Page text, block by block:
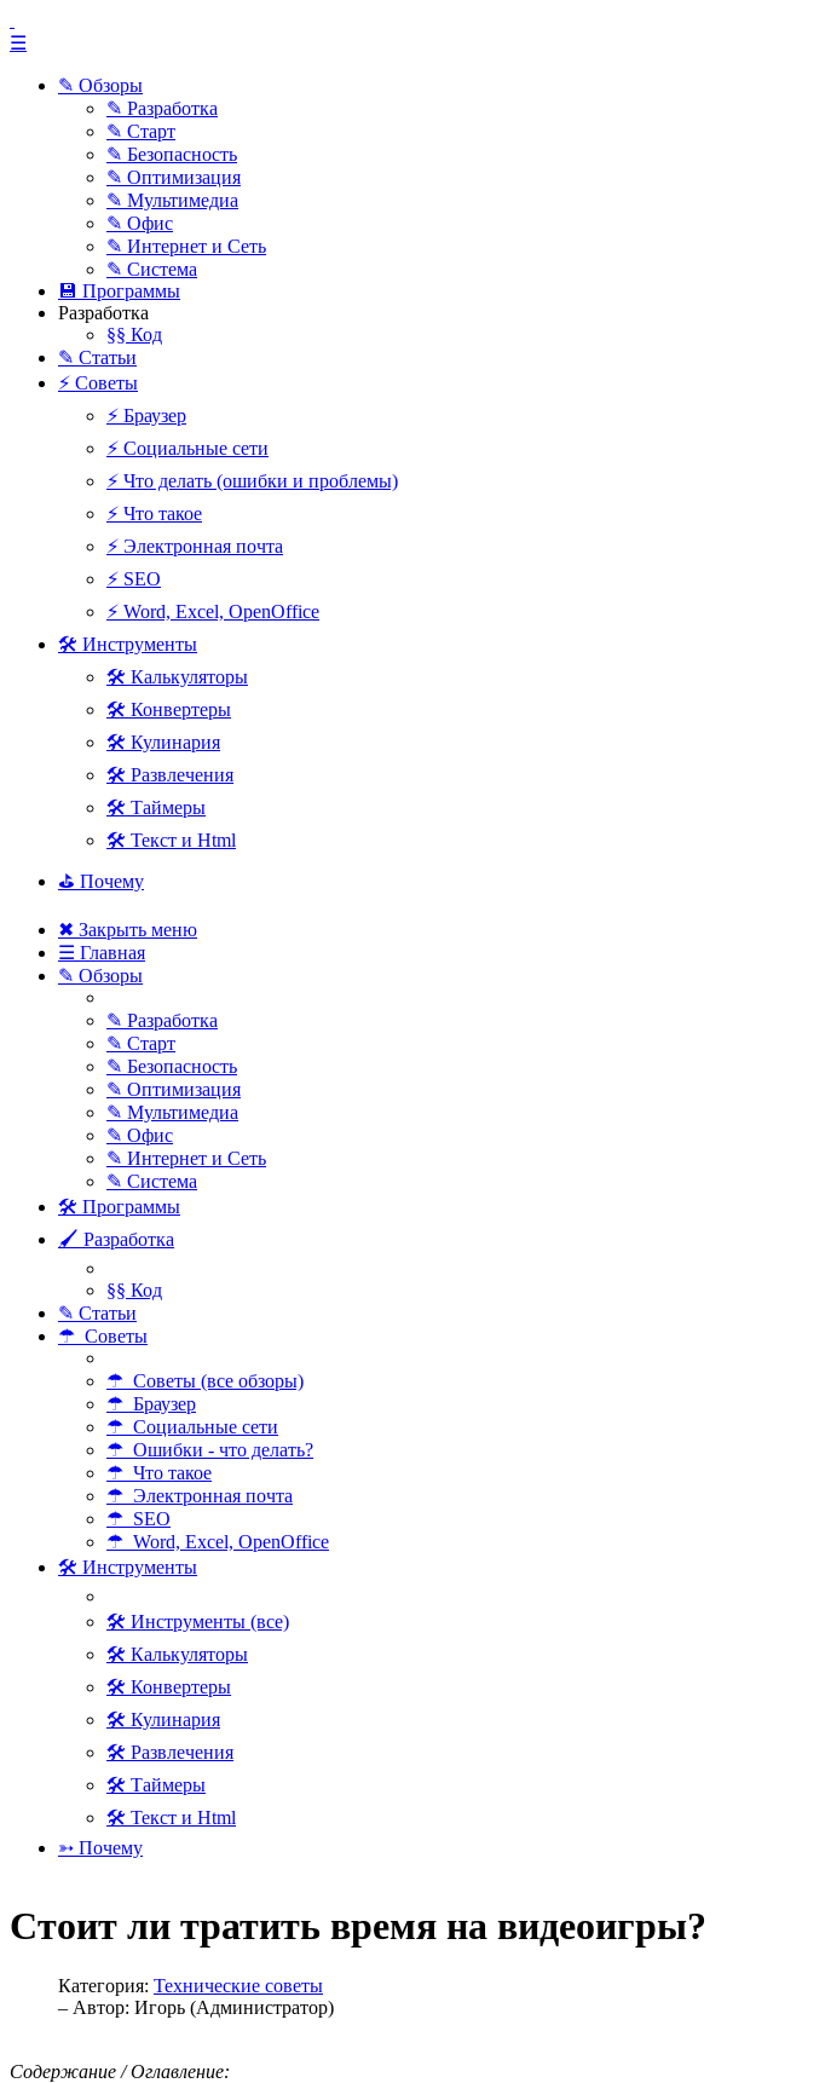
☰
✎ Обзоры
✎ Разработка
✎ Старт
✎ Безопасность
✎ Оптимизация
✎ Мультимедиа
✎ Офис
✎ Интернет и Сеть
✎ Система
💾 Программы
Разработка
§§ Код
✎ Статьи
⚡ Советы
⚡ Браузер
⚡ Социальные сети
⚡ Что делать (ошибки и проблемы)
⚡ Что такое
⚡ Электронная почта
⚡ SEO
⚡ Word, Excel, OpenOffice
🛠 Инструменты
🛠 Калькуляторы
🛠 Конвертеры
🛠 Кулинария
🛠 Развлечения
🛠 Таймеры
🛠 Текст и Html
⛳ Почему
✖ Закрыть меню
☰ Главная
✎ Обзоры
✎ Разработка
✎ Старт
✎ Безопасность
✎ Оптимизация
✎ Мультимедиа
✎ Офис
✎ Интернет и Сеть
✎ Система
🛠 Программы
🖌 Разработка
§§ Код
✎ Статьи
☂ Советы
☂ Советы (все обзоры)
☂ Браузер
☂ Социальные сети
☂ Ошибки - что делать?
☂ Что такое
☂ Электронная почта
☂ SEO
☂ Word, Excel, OpenOffice
🛠 Инструменты
🛠 Инструменты (все)
🛠 Калькуляторы
🛠 Конвертеры
🛠 Кулинария
🛠 Развлечения
🛠 Таймеры
🛠 Текст и Html
➳ Почему
Стоит ли тратить время на видеоигры?
Категория: Технические советы
– Автор: Игорь (Администратор)
Содержание / Оглавление: